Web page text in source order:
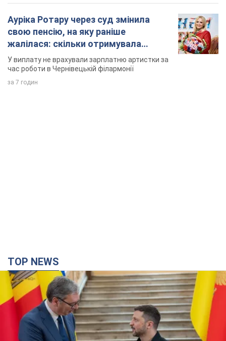
Зеленський вперше прибув до Сербії:
планується зустріч із Вучичем
Це перший візит глави держави до Бєлграда
2 години тому 17,5 т.
Третій армійський корпус створює для